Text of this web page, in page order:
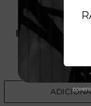
PRODUTO
SITE,